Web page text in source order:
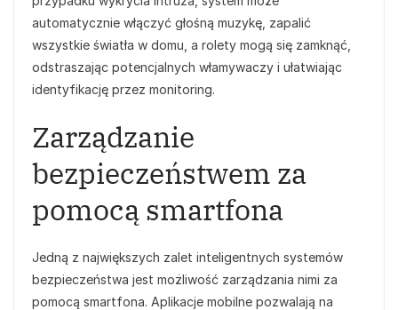
automatycznie włączyć głośną muzykę, zapalić
wszystkie światła w domu, a rolety mogą się zamknąć,
odstraszając potencjalnych włamywaczy i ułatwiając
identyfikację przez monitoring.
Zarządzanie
bezpieczeństwem za
pomocą smartfona
Jedną z największych zalet inteligentnych systemów
bezpieczeństwa jest możliwość zarządzania nimi za
pomocą smartfona. Aplikacje mobilne pozwalają na